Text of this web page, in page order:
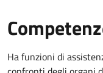
Ha funzioni di